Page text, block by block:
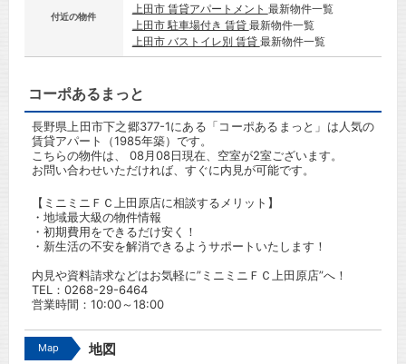
付近の物件
上田市 賃貸アパートメント 最新物件一覧
上田市 駐車場付き 賃貸 最新物件一覧
上田市 バストイレ別 賃貸 最新物件一覧
コーポあるまっと
長野県上田市下之郷377-1にある「コーポあるまっと」は人気の
賃貸アパート（1985年築）です。
こちらの物件は、 08月08日現在、空室が2室ございます。
お問い合わせいただければ、すぐに内見が可能です。
【ミニミニＦＣ上田原店に相談するメリット】
・地域最大級の物件情報
・初期費用をできるだけ安く！
・新生活の不安を解消できるようサポートいたします！
内見や資料請求などはお気軽に”ミニミニＦＣ上田原店”へ！
TEL： 0268-29-6464
営業時間：10:00～18:00
Map 地図